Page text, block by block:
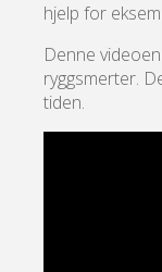
hjelp for
Denne
ryggsmerter.
tiden.